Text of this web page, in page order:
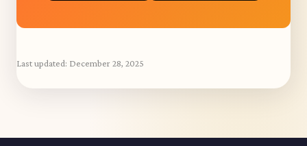
Last updated: December 28, 2025